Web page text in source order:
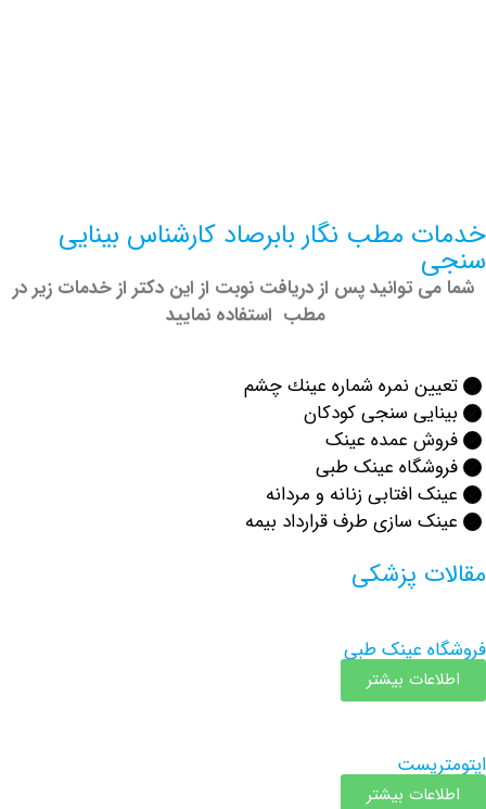
مطب نگار بابرصاد کارشناس بینایی
توانید پس از دریافت نوبت از این دکتر از خدمات زیر در
مطب استفاده نمایید
نمره شماره عينك چشم
سنجی کودکان
عمده عینک
عینک طبی
افتابی زنانه و مردانه
سازی طرف قرارداد بیمه
پزشکی
عینک طبی
بیشتر
بیشتر